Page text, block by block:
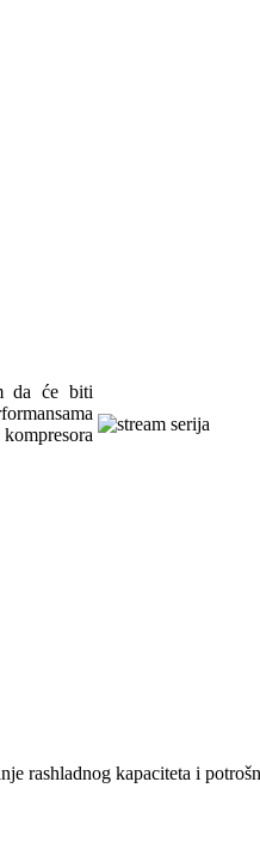
da će biti
rashladnog kapaciteta i